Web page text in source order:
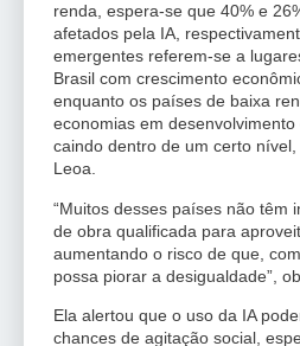
renda, espera-se que 40% e
afetados pela IA,
emergentes referem-se a
Brasil com crescimento
enquanto os países de baixa
economias em
caindo dentro de um certo
Leoa.
“Muitos desses países não têm
de obra qualificada para
aumentando o risco de que,
possa piorar a desigualdade”,
Ela alertou que o uso da IA
chances de agitação social,